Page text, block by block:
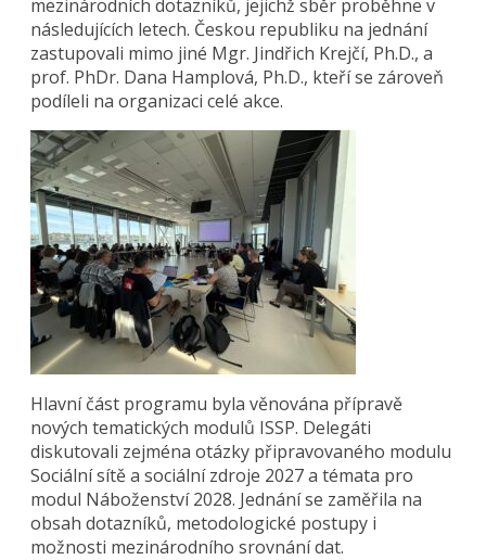
mezinárodních dotazníků, jejichž sběr proběhne v
následujících letech. Českou republiku na jednání
zastupovali mimo jiné Mgr. Jindřich Krejčí, Ph.D., a
prof. PhDr. Dana Hamplová, Ph.D., kteří se zároveň
podíleli na organizaci celé akce.
Hlavní část programu byla věnována přípravě
nových tematických modulů ISSP. Delegáti
diskutovali zejména otázky připravovaného modulu
Sociální sítě a sociální zdroje 2027 a témata pro
modul Náboženství 2028. Jednání se zaměřila na
obsah dotazníků, metodologické postupy i
možnosti mezinárodního srovnání dat.